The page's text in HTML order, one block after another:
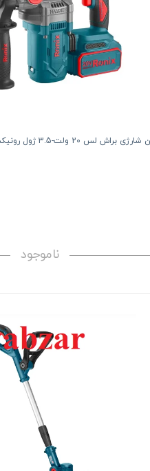
لس 20 ولت-3.5 ژول رونیکس مدل 8679
ناموجود